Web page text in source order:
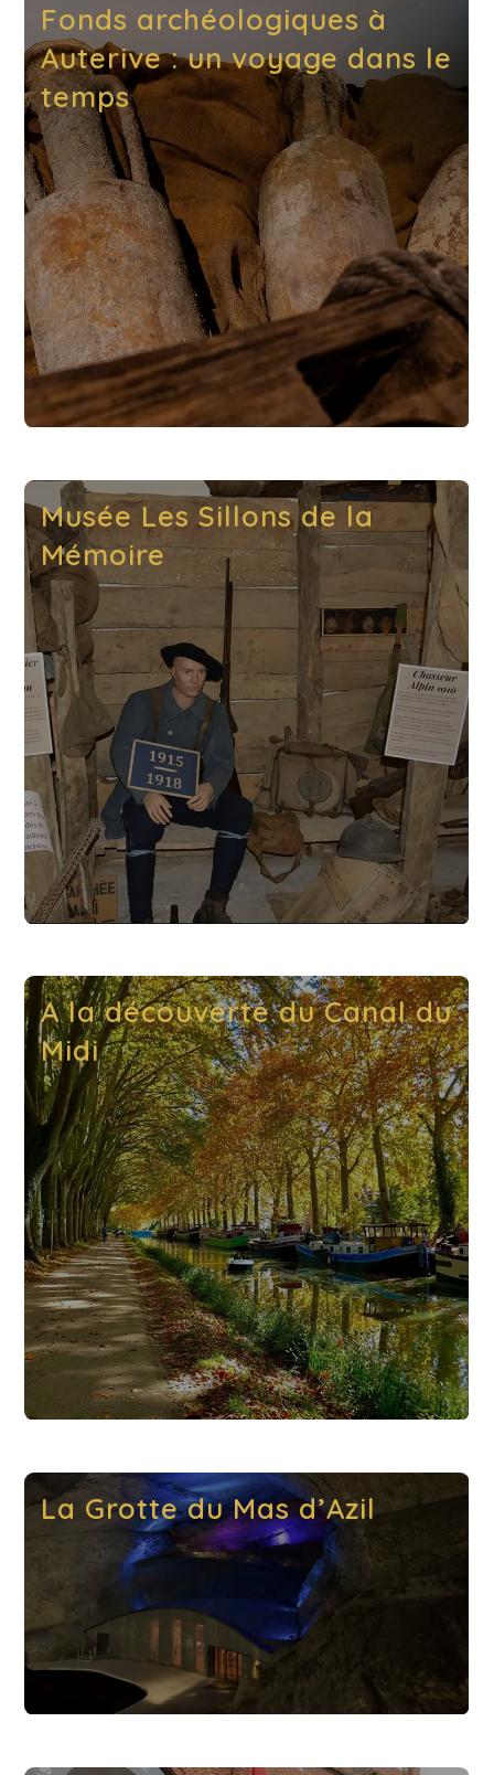
Fonds archéologiques à
Auterive : un voyage dans le
temps
Musée Les Sillons de la
Mémoire
A la découverte du Canal du
Midi
La Grotte du Mas d’Azil